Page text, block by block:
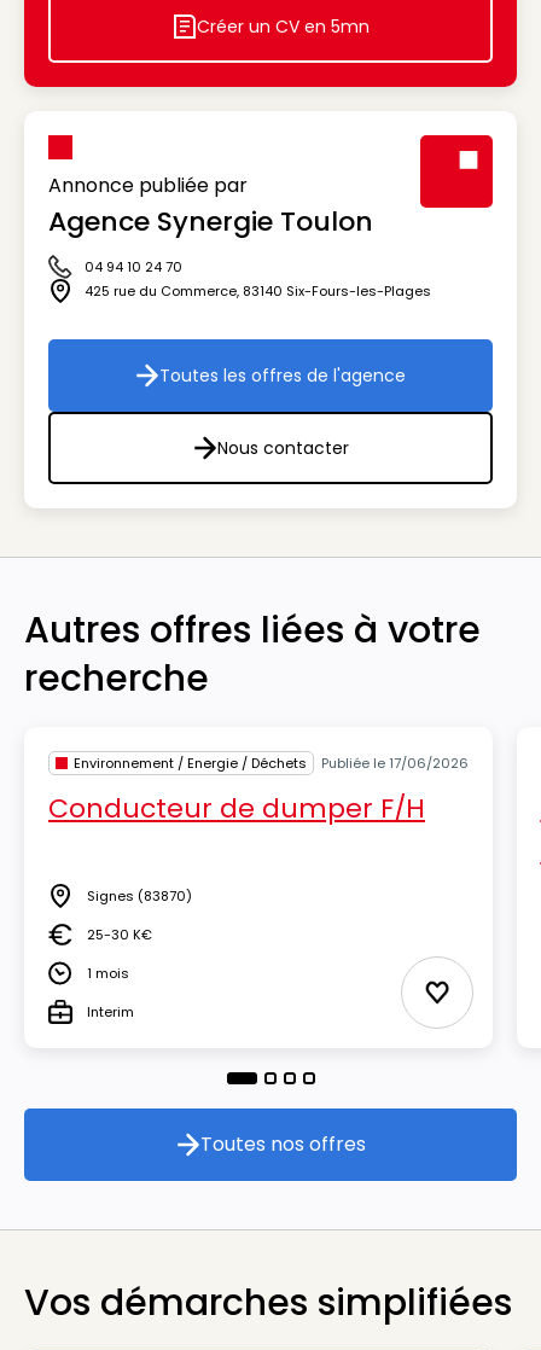
Icon decorative
Créer un CV en 5mn
Annonce publiée par
Agence Synergie Toulon
Icône téléphone
04 94 10 24 70
Icône adresse
425 rue du Commerce, 83140 Six-Fours-les-Plages
Toutes les offres de l'agence
Toutes les offres de l'agence
Nous contacter
Nous contacter
Autres offres liées à votre
recherche
Environnement / Energie / Déchets Publiée le 17/06/2026
Conducteur de dumper F/H
Lieu Signes (83870)
Salaire25-30 K€
Durée1 mois
TypeInterim Ajouter
Toutes nos offres
Toutes nos offres
Vos démarches simplifiées